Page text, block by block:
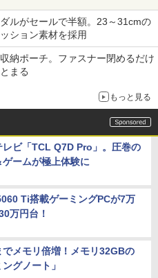
ルがセールで半額。23～31cmの
ション素材を採用
納ポーチ。ファスナー閉めるだけ
まる
もっと見る
レビ「TCL Q7D Pro」。圧巻の
ームが極上体験に
Ti搭載ゲーミングPCが7万
万円台！
でメモリ倍増！メモリ32GBの
グノート」